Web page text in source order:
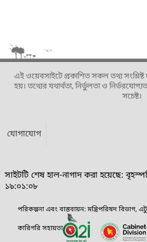
এই ওয়েবসাইটে প্রকাশিত সকল তথ্য
হয়। তথ্যের যথার্থতা, নির্ভুলতা ও
সচেষ্ট।
যোগাযোগ
সাইটটি শেষ হাল-নাগাদ করা হয়েছে:
১৯:০১:০৮
পরিকল্পনা এবং বাস্তবায়ন: মন্ত্রিপরিষদ
কারিগরি সহায়তা